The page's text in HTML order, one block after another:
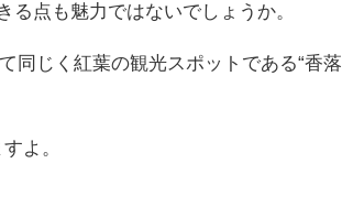
る点も魅力ではないでしょうか。
同じく紅葉の観光スポットである“香落
よ。